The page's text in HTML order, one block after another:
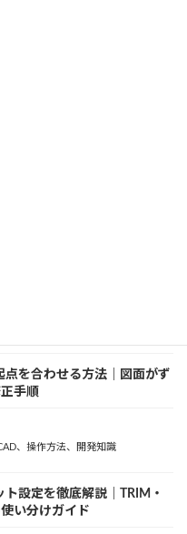
を合わせる方法｜図面がず
手順
、 操作方法、 開発知識
設定を徹底解説｜TRIM・
い分けガイド